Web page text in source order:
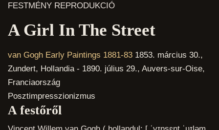
FESTMÉNY REPRODUKCIÓ
A Girl In The Street
van Gogh Early Paintings 1881-83 1853. március 30.,
Zundert, Hollandia - 1890. július 29., Auvers-sur-Oise,
Franciaország
Posztimpresszionizmus
A festőről